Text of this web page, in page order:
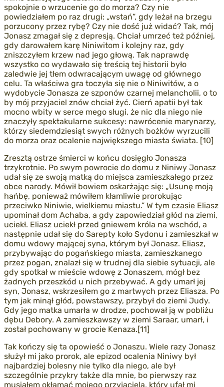
spokojnie o wrzucenie go do morza? Czy nie
powiedziałem po raz drugi: „wstań”, gdy leżał na brzegu
porzucony przez rybę? Czy nie dość już widać? Tak, mój
Jonasz zmagał się z depresją. Chciał umrzeć też później,
gdy darowałem karę Niniwitom i kolejny raz, gdy
zniszczyłem krzew nad jego głową. Tak naprawdę
wszystko co wydawało się treścią tej historii było
zaledwie jej tłem odwracającym uwagę od głównego
celu. Ta właściwa gra toczyła się nie o Niniwitów, a o
wydobycie Jonasza ze szponów czarnej melancholii, o to
by mój przyjaciel znów chciał żyć. Cierń apatii był tak
mocno wbity w serce mego sługi, że nic dla niego nie
znaczyły spektakularne sukcesy: nawrócenie marynarzy,
którzy siedemdziesiąt swych różnych bożków wyrzucili
do morza oraz ocalenie największego miasta świata. [10]
Zresztą ostrze śmierci w końcu dosięgło Jonasza
trzykrotnie. Po swym powrocie do domu z Niniwy Jonasz
udał się ze swoją matką do miejsca zamieszkałego przez
obce narody. Mówił bowiem oskarżając się: „Usunę moją
hańbę, ponieważ mówiłem kłamliwie prorokując
przeciwko Niniwie, wielkiemu miastu.” W tym czasie Eliasz
upominał dom Achaba, a gdy zapowiedział głód na ziemi,
uciekł. Eliasz uciekł przed gniewem króla na wschód, a
następnie udał się do Sarepty koło Sydonu i zamieszkał w
domu wdowy mającej syna, którym był Jonasz. Eliasz,
przybywając do pogańskiego miasta, zamieszkanego
przez pogan, znalazł się w trudnej dla siebie sytuacji, ale
gdy spotkał w mieście wdowę z Jonaszem, mógł bez
żadnych przeszkód u nich przebywać. A gdy umarł jej
syn, Jonasz, wskrzesiłem go z martwych przez Eliasza. Po
tym jak minął głód, powstawszy, przybył do ziemi Judy.
Gdy jego matka umarła w drodze, pochował ją w pobliżu
dębu Debory. A zamieszkawszy w ziemi Saraar, umarł, i
został pochowany w grocie Kenaza.[11]
Tak kończy się ta opowieść o Jonaszu. Wiele razy Jonasz
służył mi jako prorok, ale epizod ocalenia Niniwy był
najbardziej bolesny nie tylko dla niego, ale był
szczególnie przykry także dla mnie, bo pierwszy raz
musiałem okłamać mojego przyjaciela, który ufał mi